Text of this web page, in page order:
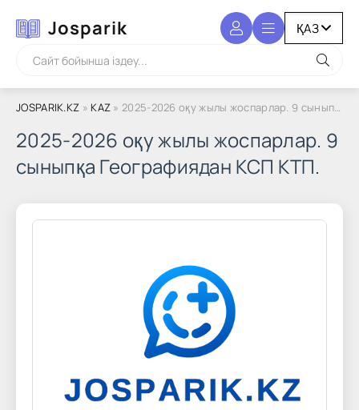
Josparik
JOSPARIK.KZ » KAZ » 2025-2026 оқу жылы жоспарлар. 9 сыныпқа Географиядан КСП КТП.
2025-2026 оқу жылы жоспарлар. 9
сыныпқа Географиядан КСП КТП.